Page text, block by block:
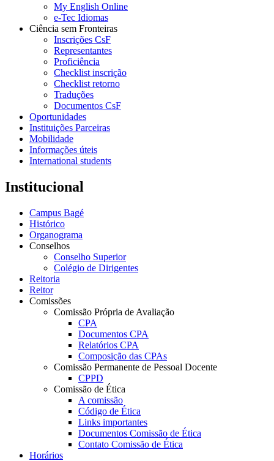
My English Online
e-Tec Idiomas
Ciência sem Fronteiras
Inscrições CsF
Representantes
Proficiência
Checklist inscrição
Checklist retorno
Traduções
Documentos CsF
Oportunidades
Instituições Parceiras
Mobilidade
Informações úteis
International students
Institucional
Campus Bagé
Histórico
Organograma
Conselhos
Conselho Superior
Colégio de Dirigentes
Reitoria
Reitor
Comissões
Comissão Própria de Avaliação
CPA
Documentos CPA
Relatórios CPA
Composição das CPAs
Comissão Permanente de Pessoal Docente
CPPD
Comissão de Ética
A comissão
Código de Ética
Links importantes
Documentos Comissão de Ética
Contato Comissão de Ética
Horários